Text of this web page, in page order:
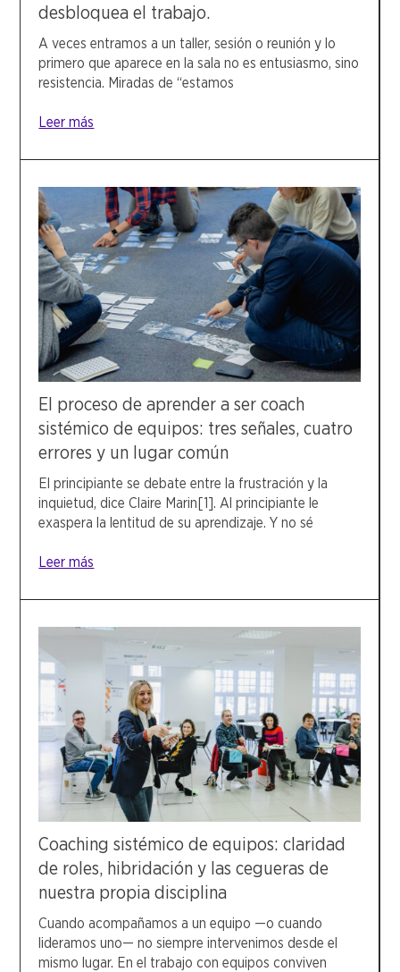
desbloquea el trabajo.
A veces entramos a un taller, sesión o reunión y lo
primero que aparece en la sala no es entusiasmo, sino
resistencia. Miradas de “estamos
Leer más
El proceso de aprender a ser coach
sistémico de equipos: tres señales, cuatro
errores y un lugar común
El principiante se debate entre la frustración y la
inquietud, dice Claire Marin[1]. Al principiante le
exaspera la lentitud de su aprendizaje. Y no sé
Leer más
Coaching sistémico de equipos: claridad
de roles, hibridación y las cegueras de
nuestra propia disciplina
Cuando acompañamos a un equipo —o cuando
lideramos uno— no siempre intervenimos desde el
mismo lugar. En el trabajo con equipos conviven